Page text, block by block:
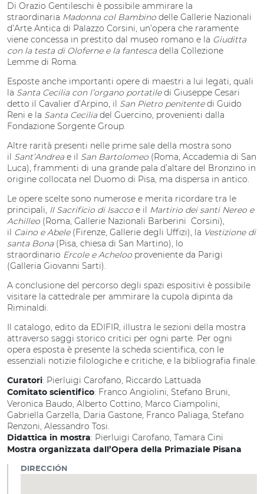
Di Orazio Gentileschi è possibile ammirare la
straordinaria Madonna col Bambino delle Gallerie Nazionali
d’Arte Antica di Palazzo Corsini, un’opera che raramente
viene concessa in prestito dal museo romano e la Giuditta
con la testa di Oloferne e la fantesca della Collezione
Lemme di Roma.
Esposte anche importanti opere di maestri a lui legati, quali
la Santa Cecilia con l’organo portatiledi Giuseppe Cesari
detto il Cavalier d’Arpino, il San Pietro penitentedi Guido
Reni e la Santa Cecilia del Guercino, provenienti dalla
Fondazione Sorgente Group.
Altre rarità presenti nelle prime sale della mostra sono
il Sant’Andrea e il San Bartolomeo (Roma, Accademia di San
Luca), frammenti di una grande pala d’altare del Bronzino in
origine collocata nel Duomo di Pisa, ma dispersa in antico.
Le opere scelte sono numerose e merita ricordare tra le
principali, Il Sacrificio di Isacco e il Martirio dei santi Nereo e
Achilleo (Roma, Gallerie Nazionali Barberini Corsini),
il Caino e Abele(Firenze, Gallerie degli Uffizi), la Vestizione di
santa Bona (Pisa, chiesa di San Martino), lo
straordinario Ercole e Acheloo proveniente da Parigi
(Galleria Giovanni Sarti).
A conclusione del percorso degli spazi espositivi è possibile
visitare la cattedrale per ammirare la cupola dipinta da
Riminaldi.
Il catalogo, edito da EDIFIR, illustra le sezioni della mostra
attraverso saggi storico critici per ogni parte. Per ogni
opera esposta è presente la scheda scientifica, con le
essenziali notizie filologiche e critiche, e la bibliografia finale.
Curatori: Pierluigi Carofano, Riccardo Lattuada
Comitato scientifico: Franco Angiolini, Stefano Bruni,
Veronica Baudo, Alberto Cottino, Marco Ciampolini,
Gabriella Garzella, Daria Gastone, Franco Paliaga, Stefano
Renzoni, Alessandro Tosi.
Didattica in mostra: Pierluigi Carofano, Tamara Cini
Mostra organizzata dall’Opera della Primaziale Pisana
DIRECCIÓN